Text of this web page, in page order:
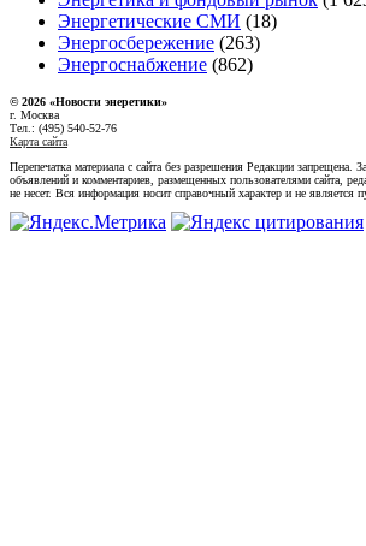
Энергетические СМИ (18)
Энергосбережение (263)
Энергоснабжение (862)
© 2026 «Новости энеретики»
г. Москва
Тел.: (495) 540-52-76
Карта сайта
Перепечатка материала с сайта без разрешения Редакции запрещена.
объявлений и комментариев, размещенных пользователями сайта,
не несет. Вся информация носит справочный характер и не является